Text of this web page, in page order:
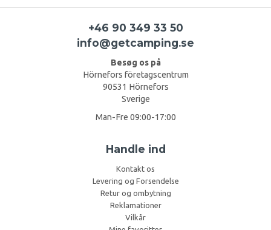
+46 90 349 33 50
info@getcamping.se
Besøg os på
Hörnefors företagscentrum
90531 Hörnefors
Sverige
Man-Fre 09:00-17:00
Handle ind
Kontakt os
Levering og Forsendelse
Retur og ombytning
Reklamationer
Vilkår